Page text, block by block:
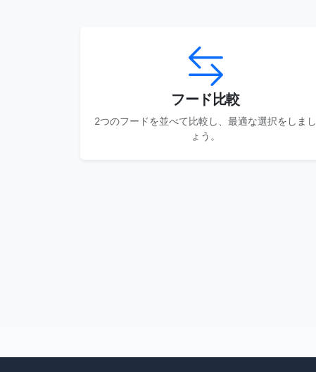
フード比較
2つのフードを並べて比較し、最適な選択をしまし
ょう。